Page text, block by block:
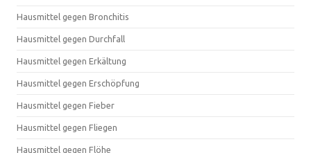
Hausmittel gegen Bronchitis
Hausmittel gegen Durchfall
Hausmittel gegen Erkältung
Hausmittel gegen Erschöpfung
Hausmittel gegen Fieber
Hausmittel gegen Fliegen
Hausmittel gegen Flöhe